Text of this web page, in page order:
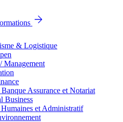
& Logistique
Management
Assurance et Notariat
Business
Humaines et Administratif